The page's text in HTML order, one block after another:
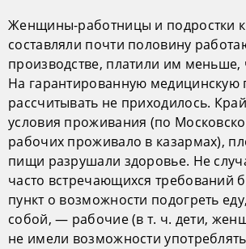
Женщины-работницы и подростки к
составляли почти половину
производстве, платили им
На гарантированную
рассчитывать не приходилось.
условия проживания (по
рабочих проживало в казармах),
пищи разрушали здоровье. Не
часто встречающихся требований
пункт о возможности подогреть
собой, — рабочие (в т. ч. дети,
не имели возможности